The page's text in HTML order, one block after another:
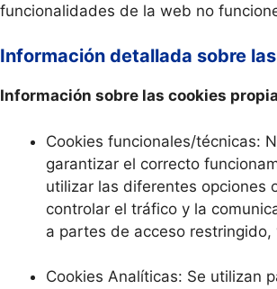
funcionalidades de la web no
Información detallada sobre
Información sobre las cookies
Cookies funcionales/técnicas:
garantizar el correcto
utilizar las diferentes opciones
controlar el tráfico y la
a partes de acceso
Cookies Analíticas: Se utilizan